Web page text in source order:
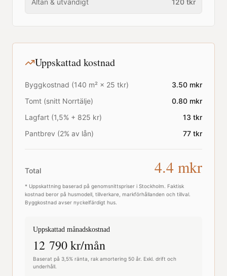
Altan & utvändigt 120 tkr
Uppskattad kostnad
Byggkostnad (140 m² × 25 tkr) 3.50 mkr
Tomt (snitt Norrtälje) 0.80 mkr
Lagfart (1,5% + 825 kr)
13 tkr
Pantbrev (2% av lån)
77 tkr
Total 4.4 mkr
* Uppskattning baserad på genomsnittspriser i Stockholm . Faktisk
kostnad beror på husmodell, tillverkare, markförhållanden och tillval.
Byggkostnad avser nyckelfärdigt hus.
Uppskattad månadskostnad
12 790kr/mån
Baserat på 3,5% ränta, rak amortering 50 år. Exkl. drift och
underhåll.